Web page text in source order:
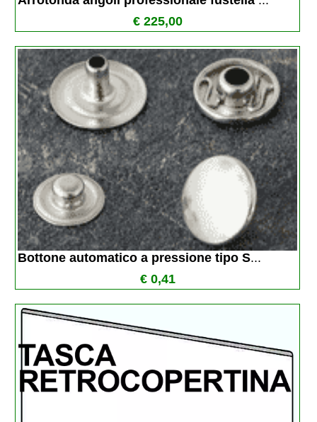
€ 225,00
Bottone automatico a pressione tipo S...
€ 0,41